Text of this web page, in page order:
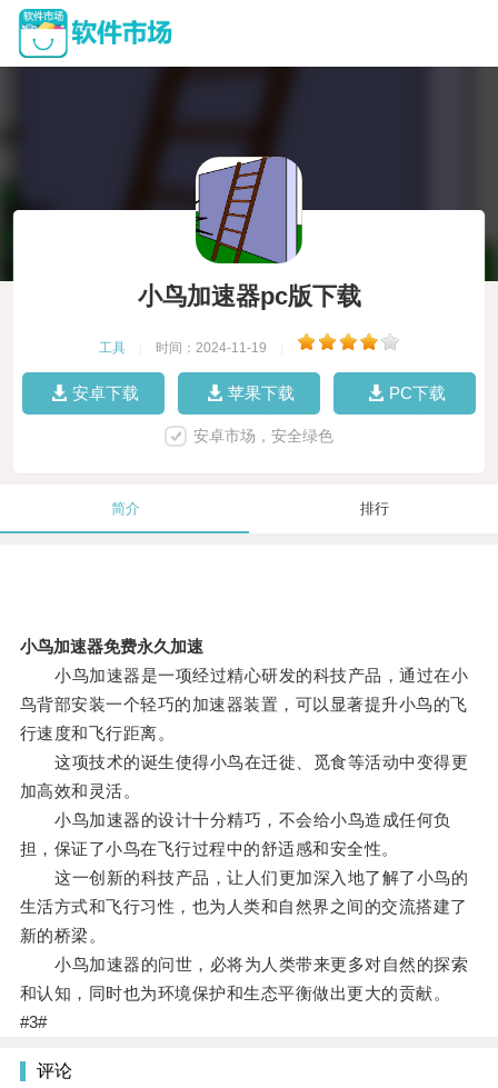
小鸟加速器pc版下载
工具 时间：2024-11-19
安卓下载 苹果下载 PC下载
安卓市场，安全绿色
简介 排行
小鸟加速器免费永久加速
小鸟加速器是一项经过精心研发的科技产品，通过在小
鸟背部安装一个轻巧的加速器装置，可以显著提升小鸟的飞
行速度和飞行距离。
这项技术的诞生使得小鸟在迁徙、觅食等活动中变得更
加高效和灵活。
小鸟加速器的设计十分精巧，不会给小鸟造成任何负
担，保证了小鸟在飞行过程中的舒适感和安全性。
这一创新的科技产品，让人们更加深入地了解了小鸟的
生活方式和飞行习性，也为人类和自然界之间的交流搭建了
新的桥梁。
小鸟加速器的问世，必将为人类带来更多对自然的探索
和认知，同时也为环境保护和生态平衡做出更大的贡献。
#3#
评论